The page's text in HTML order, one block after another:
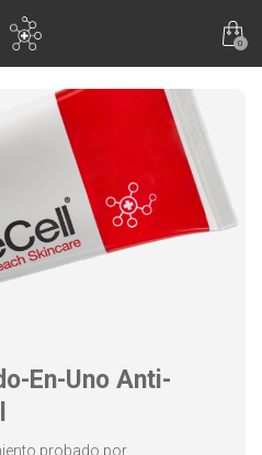
0
En-Uno Anti-
probado por